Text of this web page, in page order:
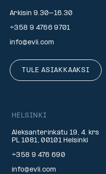
Arkisin 9.30–16.30
+358 9 4766 9701
info@evli.com
TULE ASIAKKAAKSI
HELSINKI
Aleksanterinkatu 19, 4. krs
PL 1081, 00101 Helsinki
+358 9 476 690
info@evli.com